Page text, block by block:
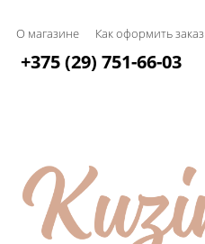
О магазине Как оформить заказ
+375 (29) 751-66-03